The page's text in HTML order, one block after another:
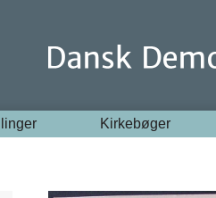
Kirkebøger